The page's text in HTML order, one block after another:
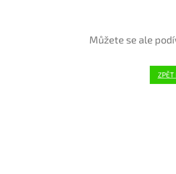
Můžete se ale
ZPĚT